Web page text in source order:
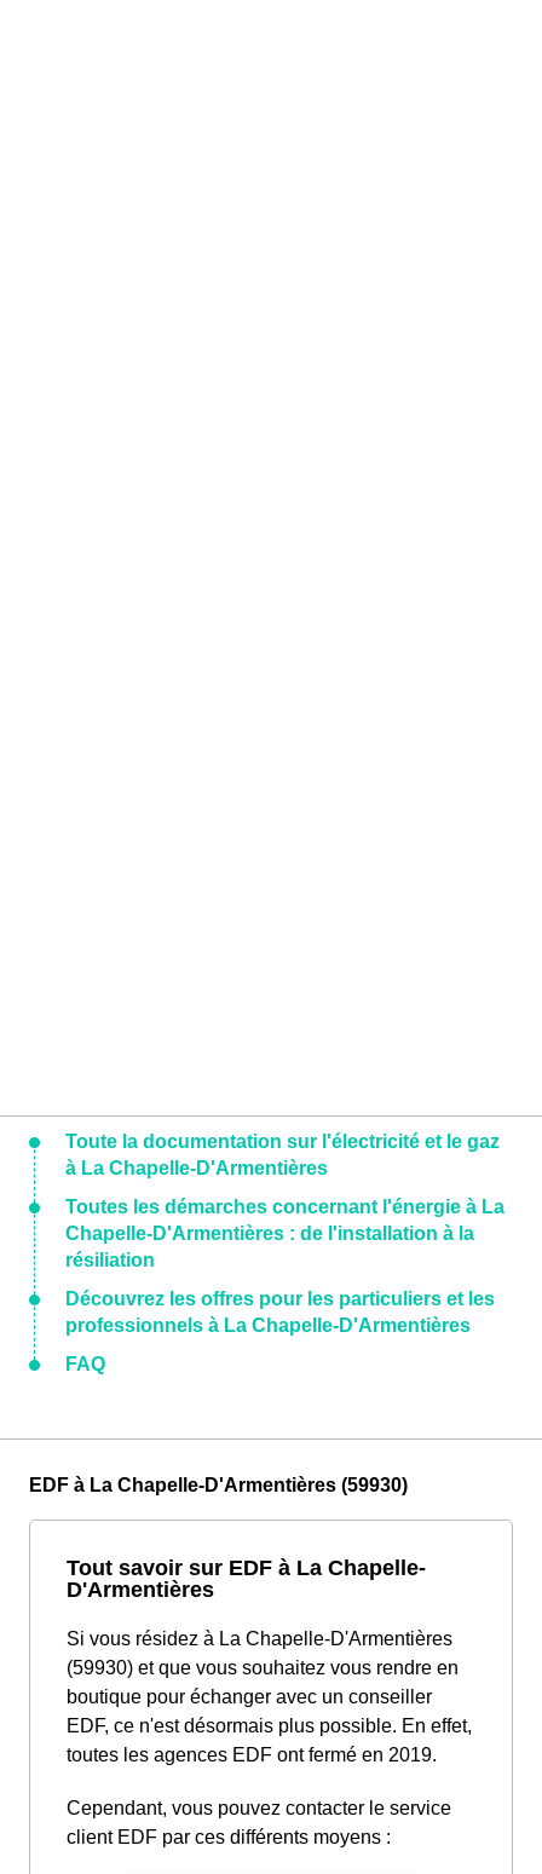
Toute la documentation sur l'électricité et le gaz
à La Chapelle-D'Armentières
Toutes les démarches concernant l'énergie à La
Chapelle-D'Armentières : de l'installation à la
résiliation
Découvrez les offres pour les particuliers et les
professionnels à La Chapelle-D'Armentières
FAQ
EDF à La Chapelle-D'Armentières (59930)
Tout savoir sur EDF à La Chapelle-
D'Armentières
Si vous résidez à La Chapelle-D'Armentières
(59930) et que vous souhaitez vous rendre en
boutique pour échanger avec un conseiller
EDF, ce n'est désormais plus possible. En effet,
toutes les agences EDF ont fermé en 2019.
Cependant, vous pouvez contacter le service
client EDF par ces différents moyens :